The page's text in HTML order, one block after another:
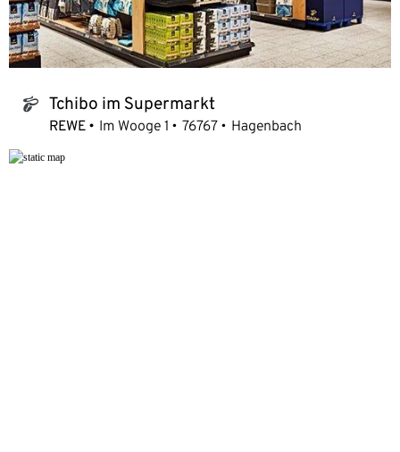
tchibo_logo Tchibo im Supermarkt
REWE Im Wooge 1 76767 Hagenbach